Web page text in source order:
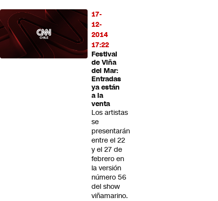
17-
12-
2014
17:22
Festival
de Viña
del Mar:
Entradas
ya están
a la
venta
Los artistas
se
presentarán
entre el 22
y el 27 de
febrero en
la versión
número 56
del show
viñamarino.